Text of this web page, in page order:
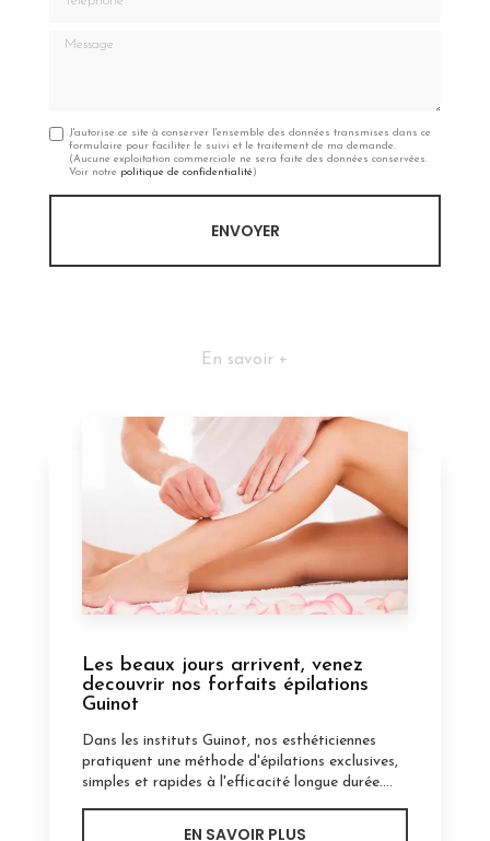
Message
J'autorise ce site à conserver l'ensemble des données transmises dans ce
formulaire pour faciliter le suivi et le traitement de ma demande.
(Aucune exploitation commerciale ne sera faite des données conservées.
Voir notre politique de confidentialité)
En savoir +
Les beaux jours arrivent, venez
decouvrir nos forfaits épilations
Guinot
Dans les instituts Guinot, nos esthéticiennes
pratiquent une méthode d'épilations exclusives,
simples et rapides à l'efficacité longue durée....
EN SAVOIR PLUS